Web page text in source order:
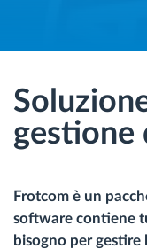
gestione
Frotcom è un
software contiene
bisogno per